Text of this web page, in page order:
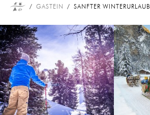
GASTEIN SANFTER WINTERURLAUB